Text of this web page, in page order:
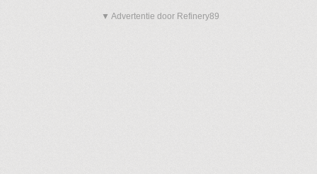
▼ Advertentie door Refinery89